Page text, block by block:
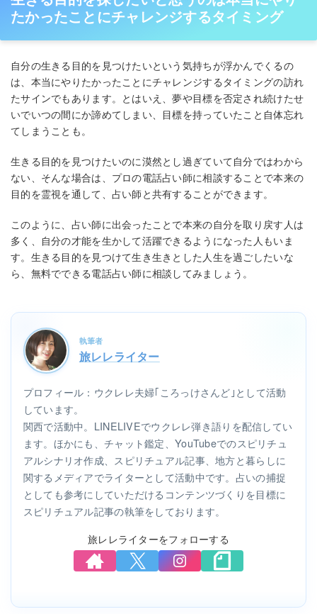
たかったことにチャレンジするタイミング
自分の生きる目的を見つけたいという気持ちが浮かんでくるの
は、本当にやりたかったことにチャレンジするタイミングの訪れ
たサインでもあります。とはいえ、夢や目標を否定され続けたせ
いでいつの間にか諦めてしまい、目標を持っていたこと自体忘れ
てしまうことも。
生きる目的を見つけたいのに漠然とし過ぎていて自分ではわから
ない、そんな場合は、プロの電話占い師に相談することで本来の
目的を霊視を通して、占い師と共有することができます。
このように、占い師に出会ったことで本来の自分を取り戻す人は
多く、自分の才能を生かして活躍できるようになった人もいま
す。生きる目的を見つけて生き生きとした人生を過ごしたいな
ら、無料でできる電話占い師に相談してみましょう。
執筆者
旅レレライター
プロフィール：ウクレレ夫婦｢ころっけさんど｣として活動
しています。
関西で活動中。LINELIVEでウクレレ弾き語りを配信してい
ます。ほかにも、チャット鑑定、YouTubeでのスピリチュ
アルシナリオ作成、スピリチュアル記事、地方と暮らしに
関するメディアでライターとして活動中です。占いの捕捉
としても参考にしていただけるコンテンツづくりを目標に
スピリチュアル記事の執筆をしております。
旅レレライターをフォローする